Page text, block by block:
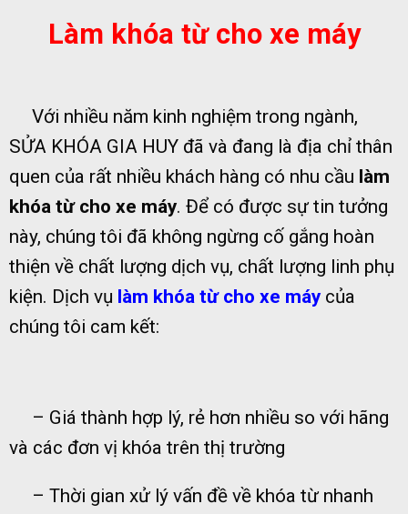
Làm khóa từ cho xe máy
Với nhiều năm kinh nghiệm trong ngành,
SỬA KHÓA GIA HUY đã và đang là địa chỉ thân
quen của rất nhiều khách hàng có nhu cầu làm
khóa từ cho xe máy. Để có được sự tin tưởng
này, chúng tôi đã không ngừng cố gắng hoàn
thiện về chất lượng dịch vụ, chất lượng linh phụ
kiện. Dịch vụ làm khóa từ cho xe máy của
chúng tôi cam kết:
– Giá thành hợp lý, rẻ hơn nhiều so với hãng
và các đơn vị khóa trên thị trường
– Thời gian xử lý vấn đề về khóa từ nhanh